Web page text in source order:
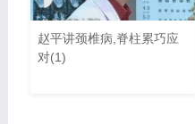
赵平讲颈椎病,脊柱累巧应
对(1)